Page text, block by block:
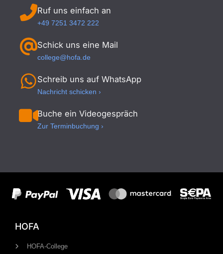
Ruf uns einfach an
+49 7251 3472 222
Schick uns eine Mail
college@hofa.de
Schreib uns auf WhatsApp
Nachricht schicken ›
Buche ein Videogespräch
Zur Terminbuchung ›
HOFA
HOFA-College